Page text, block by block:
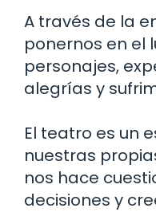
A través de la
ponernos en el
personajes,
alegrías y
El teatro es un
nuestras
nos hace
decisiones y